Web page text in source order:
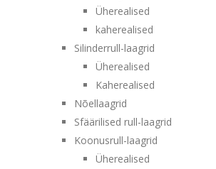
Üherealised
kaherealised
Silinderrull-laagrid
Üherealised
Kaherealised
Nõellaagrid
Sfäärilised rull-laagrid
Koonusrull-laagrid
Üherealised